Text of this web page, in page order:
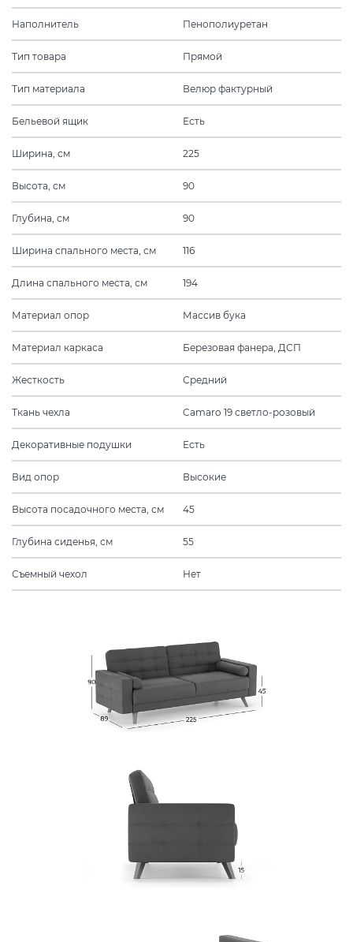
Наполнитель Пенополиуретан
Тип товара Прямой
Тип материала Велюр фактурный
Бельевой ящик Есть
Ширина, см 225
Высота, см 90
Глубина, см 90
Ширина спального места, см 116
Длина спального места, см 194
Материал опор Массив бука
Материал каркаса Березовая фанера, ДСП
Жесткость Средний
Ткань чехла Camaro 19 светло-розовый
Декоративные подушки Есть
Вид опор Высокие
Высота посадочного места, см 45
Глубина сиденья, см 55
Съемный чехол Нет